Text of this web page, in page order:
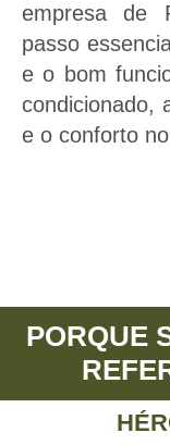
empresa de
passo
e o bom
condicionado,
e o conforto
PORQUE